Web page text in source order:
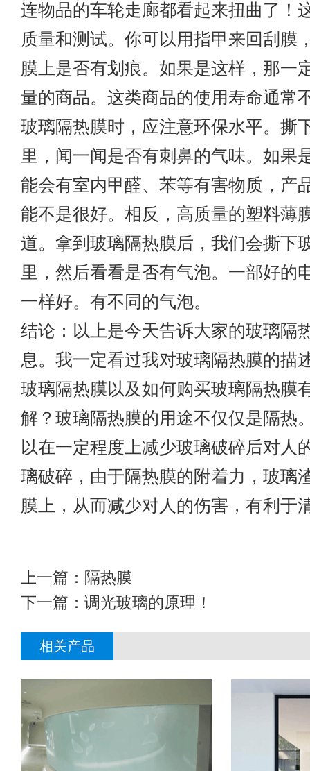
连物品的车轮走廊都看起来扭曲了！
质量和测试。你可以用指甲来回刮膜
膜上是否有划痕。如果是这样，那一
量的商品。这类商品的使用寿命通常
玻璃隔热膜时，应注意环保水平。撕
里，闻一闻是否有刺鼻的气味。如果
能会有室内甲醛、苯等有害物质，产
能不是很好。相反，高质量的塑料薄
道。拿到玻璃隔热膜后，我们会撕下
里，然后看看是否有气泡。一部好的
一样好。有不同的气泡。
结论：以上是今天告诉大家的玻璃隔
息。我一定看过我对玻璃隔热膜的描
玻璃隔热膜以及如何购买玻璃隔热膜
解？玻璃隔热膜的用途不仅仅是隔热
以在一定程度上减少玻璃破碎后对人
璃破碎，由于隔热膜的附着力，玻璃
膜上，从而减少对人的伤害，有利于
上一篇： 隔热膜
下一篇： 调光玻璃的原理！
相关产品